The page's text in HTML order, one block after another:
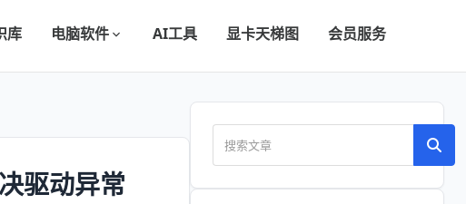
库 电脑软件 AI工具 显卡天梯图 会员服务
驱动异常